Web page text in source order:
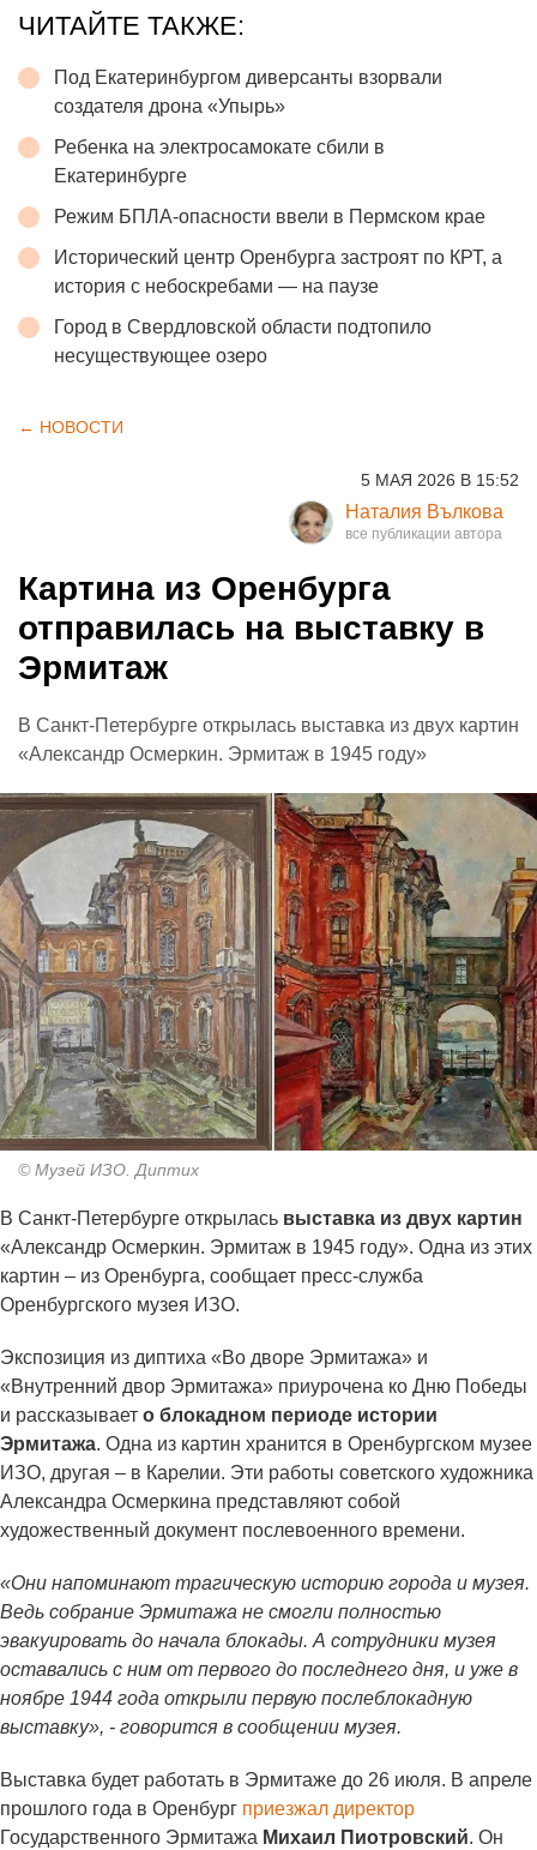
ЧИТАЙТЕ ТАКЖЕ:
Под Екатеринбургом диверсанты взорвали
создателя дрона «Упырь»
Ребенка на электросамокате сбили в
Екатеринбурге
Режим БПЛА-опасности ввели в Пермском крае
Исторический центр Оренбурга застроят по КРТ, а
история с небоскребами — на паузе
Город в Свердловской области подтопило
несуществующее озеро
← НОВОСТИ
5 МАЯ 2026 В 15:52
Наталия Вълкова
Картина из Оренбурга
отправилась на выставку в
Эрмитаж
В Санкт-Петербурге открылась выставка из двух картин
«Александр Осмеркин. Эрмитаж в 1945 году»
© Музей ИЗО. Диптих
В Санкт-Петербурге открылась выставка из двух картин
«Александр Осмеркин. Эрмитаж в 1945 году». Одна из этих
картин – из Оренбурга, сообщает пресс-служба
Оренбургского музея ИЗО.
Экспозиция из диптиха «Во дворе Эрмитажа» и
«Внутренний двор Эрмитажа» приурочена ко Дню Победы
и рассказывает о блокадном периоде истории
Эрмитажа. Одна из картин хранится в Оренбургском музее
ИЗО, другая – в Карелии. Эти работы советского художника
Александра Осмеркина представляют собой
художественный документ послевоенного времени.
«Они напоминают трагическую историю города и музея.
Ведь собрание Эрмитажа не смогли полностью
эвакуировать до начала блокады. А сотрудники музея
оставались с ним от первого до последнего дня, и уже в
ноябре 1944 года открыли первую послеблокадную
выставку», - говорится в сообщении музея.
Выставка будет работать в Эрмитаже до 26 июля. В апреле
прошлого года в Оренбург приезжал директор
Государственного Эрмитажа Михаил Пиотровский. Он